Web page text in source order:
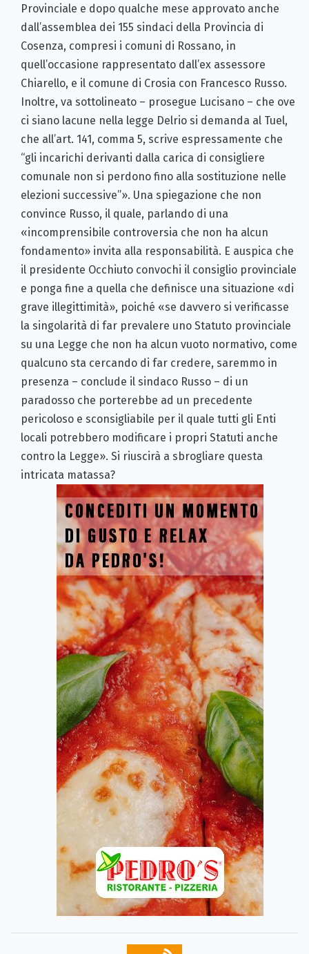
Provinciale e dopo qualche mese approvato anche
dall’assemblea dei 155 sindaci della Provincia di
Cosenza, compresi i comuni di Rossano, in
quell’occasione rappresentato dall’ex assessore
Chiarello, e il comune di Crosia con Francesco Russo.
Inoltre, va sottolineato – prosegue Lucisano – che ove
ci siano lacune nella legge Delrio si demanda al Tuel,
che all’art. 141, comma 5, scrive espressamente che
“gli incarichi derivanti dalla carica di consigliere
comunale non si perdono fino alla sostituzione nelle
elezioni successive”». Una spiegazione che non
convince Russo, il quale, parlando di una
«incomprensibile controversia che non ha alcun
fondamento» invita alla responsabilità. E auspica che
il presidente Occhiuto convochi il consiglio provinciale
e ponga fine a quella che definisce una situazione «di
grave illegittimità», poiché «se davvero si verificasse
la singolarità di far prevalere uno Statuto provinciale
su una Legge che non ha alcun vuoto normativo, come
qualcuno sta cercando di far credere, saremmo in
presenza – conclude il sindaco Russo – di un
paradosso che porterebbe ad un precedente
pericoloso e sconsigliabile per il quale tutti gli Enti
locali potrebbero modificare i propri Statuti anche
contro la Legge». Si riuscirà a sbrogliare questa
intricata matassa?